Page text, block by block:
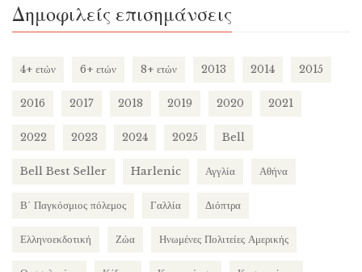
Δημοφιλείς επισημάνσεις
4+ ετών 6+ ετών 8+ ετών 2013 2014 2015
2016 2017 2018 2019 2020 2021
2022 2023 2024 2025 Bell
Bell Best Seller Harlenic Αγγλία Αθήνα
Β΄ Παγκόσμιος πόλεμος Γαλλία Διόπτρα
Ελληνοεκδοτική Ζώα Ηνωμένες Πολιτείες Αμερικής